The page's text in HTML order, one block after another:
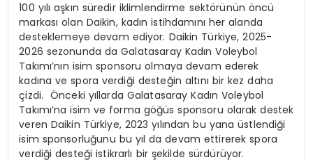
100 yılı aşkın süredir iklimlendirme sektörünün öncü
markası olan Daikin, kadın istihdamını her alanda
desteklemeye devam ediyor. Daikin Türkiye, 2025-
2026 sezonunda da Galatasaray Kadın Voleybol
Takımı’nın isim sponsoru olmaya devam ederek
kadına ve spora verdiği desteğin altını bir kez daha
çizdi. Önceki yıllarda Galatasaray Kadın Voleybol
Takımı’na isim ve forma göğüs sponsoru olarak destek
veren Daikin Türkiye, 2023 yılından bu yana üstlendiği
isim sponsorluğunu bu yıl da devam ettirerek spora
verdiği desteği istikrarlı bir şekilde sürdürüyor.